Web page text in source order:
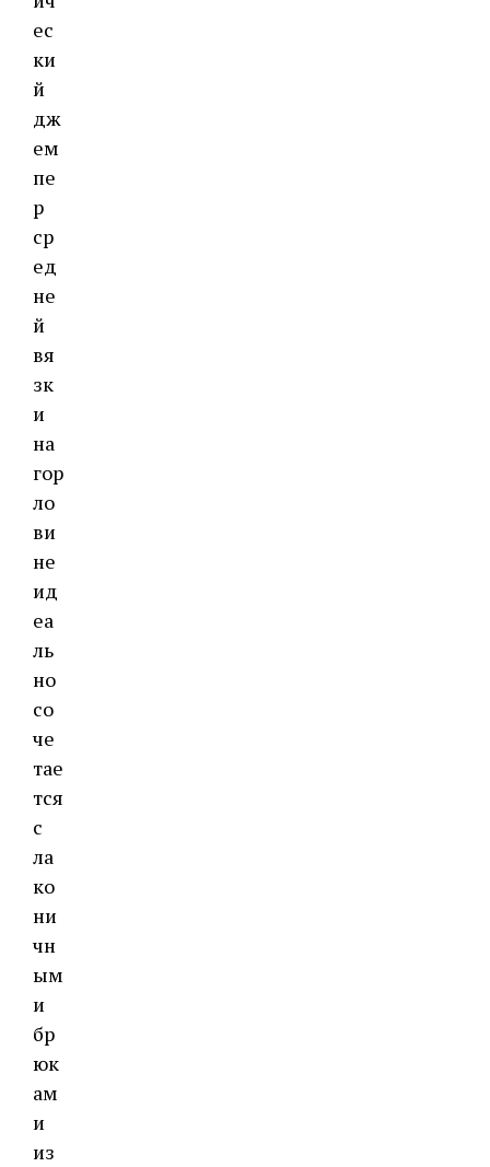
ес
ки
й
дж
ем
пе
р
ср
ед
не
й
вя
зк
и
на
гор
ло
ви
не
ид
еа
ль
но
со
че
тае
тся
с
ла
ко
ни
чн
ым
и
бр
юк
ам
и
из